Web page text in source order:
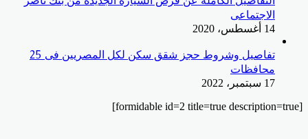
الاجتماعى
14 أغسطس، 2020
تفاصيل وشروط حجز شقق سكن لكل المصريين فى 25
محافظات
17 سبتمبر، 2022
[formidable id=2 title=true description=true]